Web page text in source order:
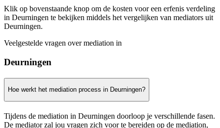
Klik op bovenstaande knop om de kosten voor een erfenis verdeling
in Deurningen te bekijken middels het vergelijken van mediators uit
Deurningen.
Veelgestelde vragen over mediation in
Deurningen
Hoe werkt het mediation process in Deurningen?
Tijdens de mediation in Deurningen doorloop je verschillende fasen.
De mediator zal jou vragen zich voor te bereiden op de mediation,